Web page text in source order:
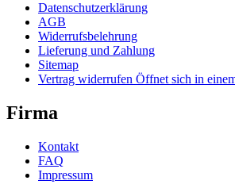
Datenschutzerklärung
AGB
Widerrufsbelehrung
Lieferung und Zahlung
Sitemap
Vertrag widerrufen Öffnet sich in
Firma
Kontakt
FAQ
Impressum